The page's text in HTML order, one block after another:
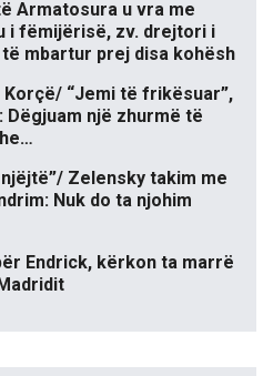
Armatosura u vra me
i fëmijërisë, zv. drejtori i
mbartur prej disa kohësh
“Jemi të frikësuar”,
një zhurmë të
Zelensky takim me
Nuk do ta njohim
Endrick, kërkon ta marrë